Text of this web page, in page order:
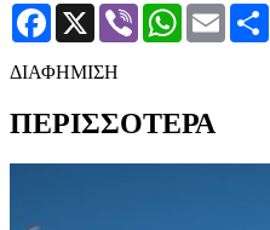
Facebook
X Viber WhatsApp
Email
ΔΙΑΦΗΜΙΣΗ
ΠΕΡΙΣΣΟΤΕΡΑ